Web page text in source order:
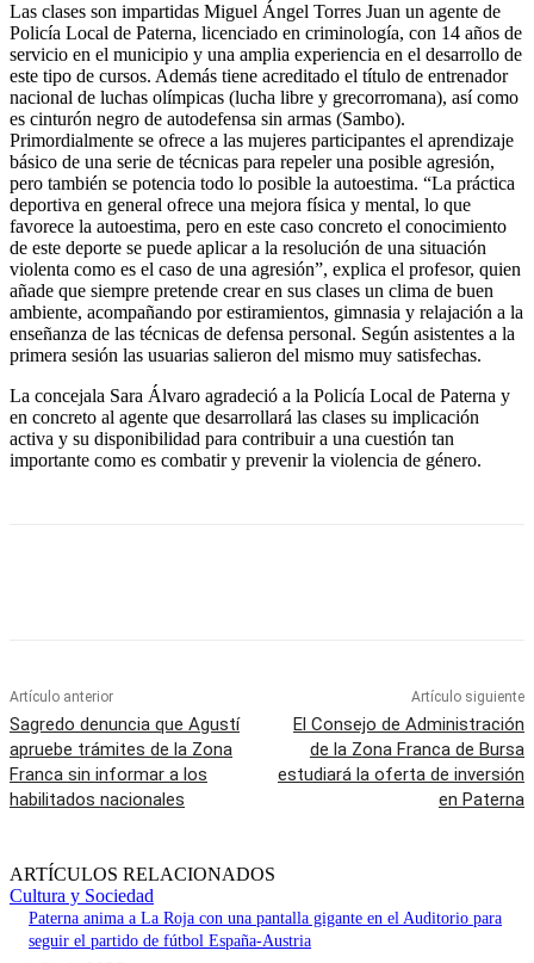
Las clases son impartidas Miguel Ángel Torres Juan un agente de
Policía Local de Paterna, licenciado en criminología, con 14 años de
servicio en el municipio y una amplia experiencia en el desarrollo de
este tipo de cursos. Además tiene acreditado el título de entrenador
nacional de luchas olímpicas (lucha libre y grecorromana), así como
es cinturón negro de autodefensa sin armas (Sambo).
Primordialmente se ofrece a las mujeres participantes el aprendizaje
básico de una serie de técnicas para repeler una posible agresión,
pero también se potencia todo lo posible la autoestima. “La práctica
deportiva en general ofrece una mejora física y mental, lo que
favorece la autoestima, pero en este caso concreto el conocimiento
de este deporte se puede aplicar a la resolución de una situación
violenta como es el caso de una agresión”, explica el profesor, quien
añade que siempre pretende crear en sus clases un clima de buen
ambiente, acompañando por estiramientos, gimnasia y relajación a la
enseñanza de las técnicas de defensa personal. Según asistentes a la
primera sesión las usuarias salieron del mismo muy satisfechas.
La concejala Sara Álvaro agradeció a la Policía Local de Paterna y
en concreto al agente que desarrollará las clases su implicación
activa y su disponibilidad para contribuir a una cuestión tan
importante como es combatir y prevenir la violencia de género.
Artículo anterior
Sagredo denuncia que Agustí
apruebe trámites de la Zona
Franca sin informar a los
habilitados nacionales
Artículo siguiente
El Consejo de Administración
de la Zona Franca de Bursa
estudiará la oferta de inversión
en Paterna
ARTÍCULOS RELACIONADOS
Cultura y Sociedad
Paterna anima a La Roja con una pantalla gigante en el Auditorio para
seguir el partido de fútbol España-Austria